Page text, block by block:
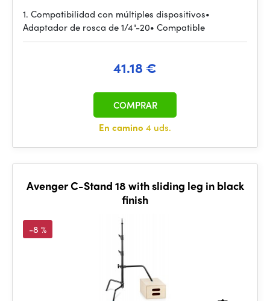
1. Compatibilidad con múltiples dispositivos•
Adaptador de rosca de 1/4"-20• Compatible
41.18 €
En camino 4 uds.
COMPRAR
Avenger C-Stand 18 with sliding leg in black
finish
-8 %